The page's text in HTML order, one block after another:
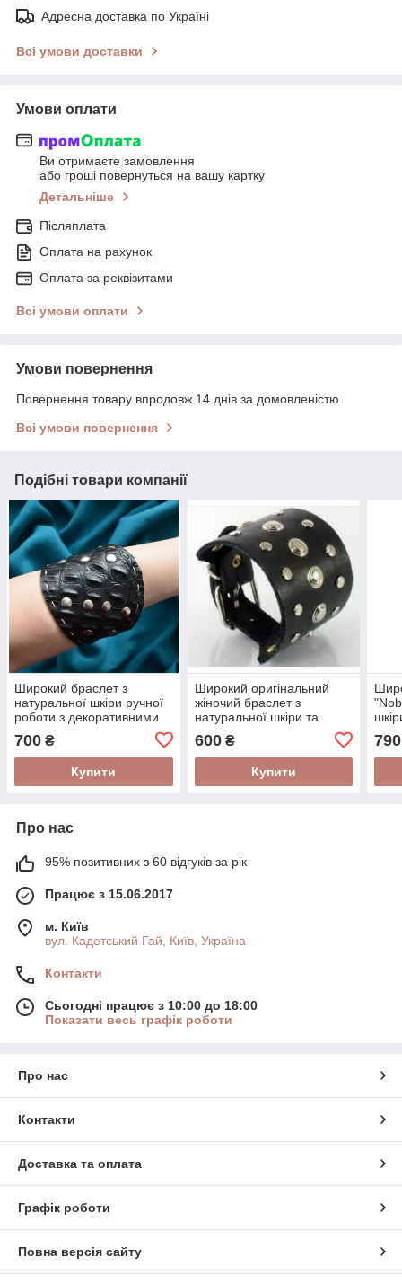
Адресна доставка по Україні
Всі умови доставки
Умови оплати
Ви отримаєте замовлення
або гроші повернуться на вашу картку
Детальніше
Післяплата
Оплата на рахунок
Оплата за реквізитами
Всі умови оплати
Умови повернення
Повернення товару впродовж 14 днів за домовленістю
Всі умови повернення
Подібні товари компанії
Широкий браслет з
натуральної шкіри ручної
роботи з декоративними
металевими заклепками
700 ₴
Купити
Широкий оригінальний
жіночий браслет з
натуральної шкіри та
декоративними
металевими елементами
600₴
Купити
та
790
Про нас
95% позитивних з 60 відгуків за рік
Працює з 15.06.2017
м. Київ
вул. Кадетський Гай, Київ, Україна
Контакти
Сьогодні працює з 10:00 до 18:00
Показати весь графік роботи
Про нас
Контакти
Доставка та оплата
Графік роботи
Повна версія сайту